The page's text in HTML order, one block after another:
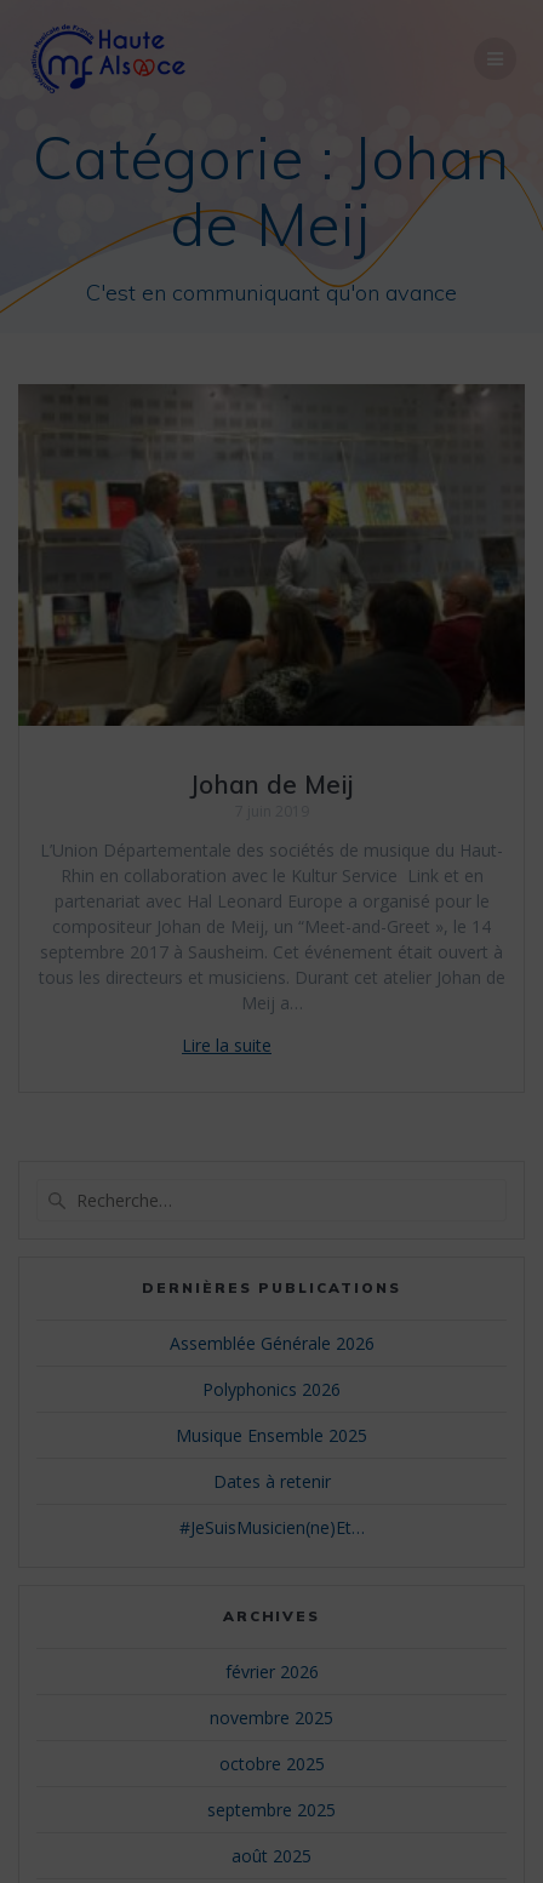
Catégorie : Johan
de Meij
C'est en communiquant qu'on avance
Johan de Meij
L’Union Départementale des sociétés de musique du Haut-
Rhin en collaboration avec le Kultur Service Link et en
partenariat avec Hal Leonard Europe a organisé pour le
compositeur Johan de Meij, un “Meet-and-Greet », le 14
septembre 2017 à Sausheim. Cet événement était ouvert à
tous les directeurs et musiciens. Durant cet atelier Johan de
Meij a…
DERNIÈRES PUBLICATIONS
Assemblée Générale 2026
Polyphonics 2026
Musique Ensemble 2025
Dates à retenir
#JeSuisMusicien(ne)Et…
ARCHIVES
février 2026
novembre 2025
octobre 2025
septembre 2025
août 2025